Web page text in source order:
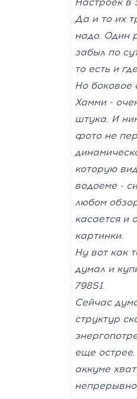
Да и то их
надо. Один
забыл по
то есть и
Но боковое
Хамми -
штука. И
фото не
которую
водоеме -
любом
касается и
картинки.
Ну вот как
думал и
798SI.
Сейчас
структур
еще
аккуме